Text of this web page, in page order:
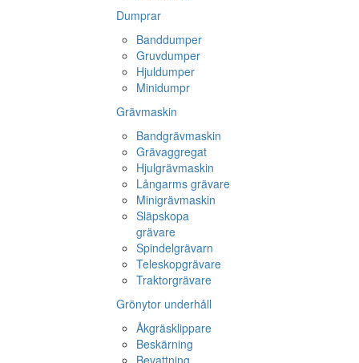
Dumprar
Banddumper
Gruvdumper
Hjuldumper
Minidumpr
Grävmaskin
Bandgrävmaskin
Grävaggregat
Hjulgrävmaskin
Långarms grävare
Minigrävmaskin
Släpskopa
grävare
Spindelgrävarn
Teleskopgrävare
Traktorgrävare
Grönytor underhåll
Åkgräsklippare
Beskärning
Bevattning